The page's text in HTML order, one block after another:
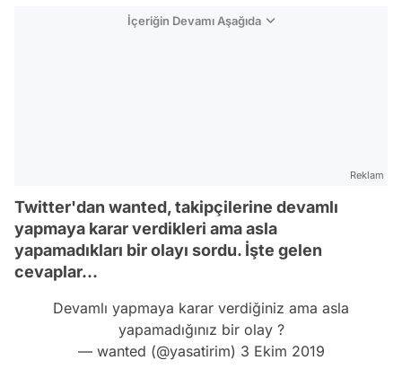
İçeriğin Devamı Aşağıda
Reklam
Twitter'dan wanted, takipçilerine devamlı
yapmaya karar verdikleri ama asla
yapamadıkları bir olayı sordu. İşte gelen
cevaplar...
Devamlı yapmaya karar verdiğiniz ama asla
yapamadığınız bir olay ?
— wanted (@yasatirim) 3 Ekim 2019